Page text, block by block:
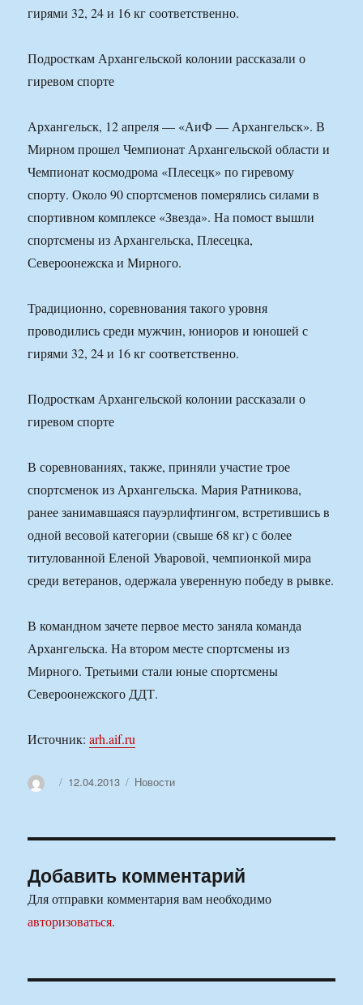
гирями 32, 24 и 16 кг соответственно.
Подросткам Архангельской колонии рассказали о
гиревом спорте
Архангельск, 12 апреля — «АиФ — Архангельск». В
Мирном прошел Чемпионат Архангельской области и
Чемпионат космодрома «Плесецк» по гиревому
спорту. Около 90 спортсменов померялись силами в
спортивном комплексе «Звезда». На помост вышли
спортсмены из Архангельска, Плесецка,
Североонежска и Мирного.
Традиционно, соревнования такого уровня
проводились среди мужчин, юниоров и юношей с
гирями 32, 24 и 16 кг соответственно.
Подросткам Архангельской колонии рассказали о
гиревом спорте
В соревнованиях, также, приняли участие трое
спортсменок из Архангельска. Мария Ратникова,
ранее занимавшаяся пауэрлифтингом, встретившись в
одной весовой категории (свыше 68 кг) с более
титулованной Еленой Уваровой, чемпионкой мира
среди ветеранов, одержала уверенную победу в рывке.
В командном зачете первое место заняла команда
Архангельска. На втором месте спортсмены из
Мирного. Третьими стали юные спортсмены
Североонежского ДДТ.
Источник:arh.aif.ru
АвторОпубликовано
12.04.2013 Рубрики
Новости
Добавить комментарий
Для отправки комментария вам необходимо
авторизоваться.